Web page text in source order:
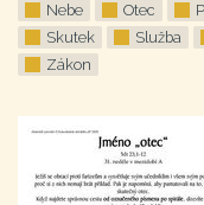
Nebe
Otec
Skutek
Služba
Zákon